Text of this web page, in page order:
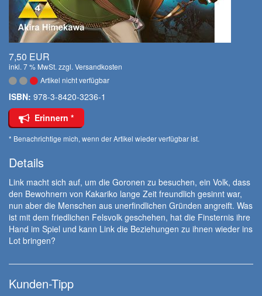
7,50 EUR
inkl. 7 % MwSt. zzgl. Versandkosten
Artikel nicht verfügbar
ISBN: 978-3-8420-3236-1
Erinnern *
* Benachrichtige mich, wenn der Artikel wieder verfügbar ist.
Details
Link macht sich auf, um die Goronen zu besuchen, ein Volk, dass
den Bewohnern von Kakariko lange Zeit freundlich gesinnt war,
nun aber die Menschen aus unerfindlichen Gründen angreift. Was
ist mit dem friedlichen Felsvolk geschehen, hat die Finsternis ihre
Hand im Spiel und kann Link die Beziehungen zu ihnen wieder ins
Lot bringen?
Kunden-Tipp